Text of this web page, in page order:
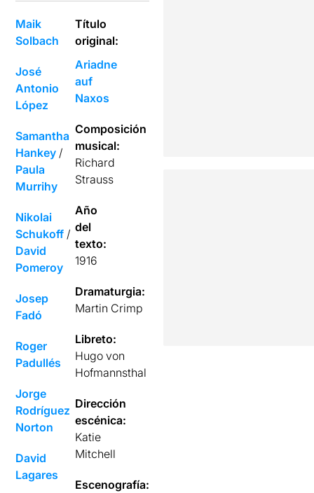
Maik
Solbach
José
Antonio
López
Samantha
Hankey /
Paula
Murrihy
Nikolai
Schukoff /
David
Pomeroy
Josep
Fadó
Roger
Padullés
Jorge
Rodríguez
Norton
David
Lagares
Título
original:
Ariadne
auf
Naxos
Composición
musical:
Richard
Strauss
Año
del
texto:
1916
Dramaturgia:
Martin Crimp
Libreto:
Hugo von
Hofmannsthal
Dirección
escénica:
Katie
Mitchell
Escenografía: